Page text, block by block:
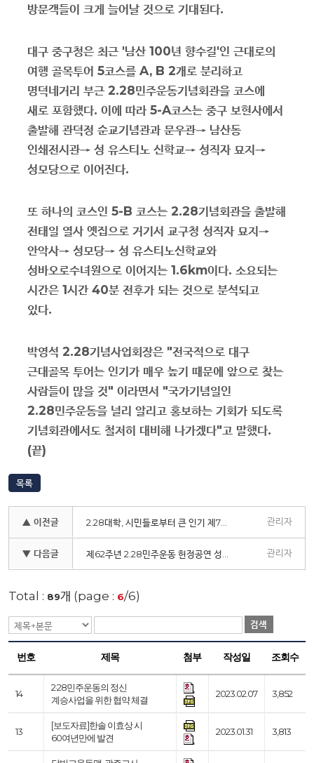
방문객들이 크게 늘어날 것으로 기대된다.
대구 중구청은 최근 '남산 100년 향수길'인 근대로의
여행 골목투어 5코스를 A, B 2개로 분리하고
명덕네거리 부근 2.28민주운동기념회관을 코스에
새로 포함했다. 이에 따라5-A코스는 중구 보현사에서
출발해 관덕정 순교기념관과 문우관→ 남산동
인쇄전시관→ 성 유스티노 신학교→ 성직자 묘지→
성모당으로 이어진다.
또 하나의 코스인 5-B 코스는 2.28기념회관을 출발해
전태일 열사 옛집으로 거기서 교구청 성직자 묘지→
안악사→ 성모당→ 성 유스티노신학교와
성바오로수녀원으로 이어지는 1.6km이다. 소요되는
시간은 1시간 40분 전후가 되는 것으로 분석되고
있다.
박영석 2.28기념사업회장은 "전국적으로 대구
근대골목 투어는 인기가 매우 높기 때문에 앞으로 찾는
사람들이 많을 것" 이라면서 "국가기념일인
2.28민주운동을 널리 알리고 홍보하는 기회가 되도록
기념회관에서도 철저히 대비해 나가겠다"고 말했다.
(끝)
목록
▲ 이전글 관리자
▼ 다음글 관리자
Total : 89개 (page : 6/6)
검색
번호 제목 첨부 작성일 조회수
14
2·28민주운동의 정신
계승사업을 위한 협약 체결
2023.02.07 3,852
13
[보도자료]한솔 이효상 시
60여년만에 발견
2023.01.31 3,813